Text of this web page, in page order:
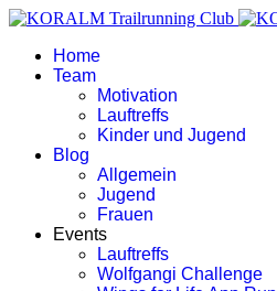
Home
Team
Motivation
Lauftreffs
Kinder und Jugend
Blog
Allgemein
Jugend
Frauen
Events
Lauftreffs
Wolfgangi Challenge